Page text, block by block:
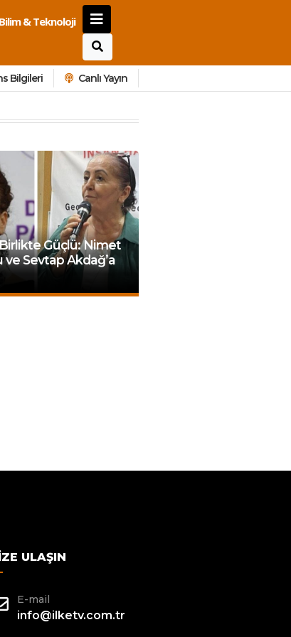
Bilim & Teknoloji
Bilgileri Canlı Yayın
Güçlü: Nimet
ve Sevtap Akdağ’a
ULAŞIN
E-mail
info@ilketv.com.tr